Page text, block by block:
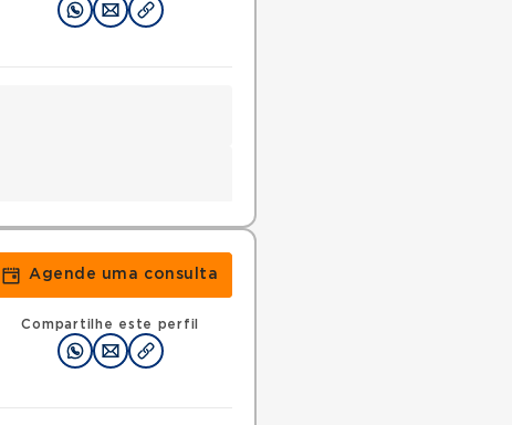
RQE 112550 - Cirurgia geral
Agende uma consulta
Compartilhe este perfil